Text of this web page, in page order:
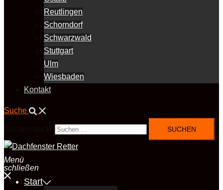
Reutlingen
Schorndorf
Schwarzwald
Stuttgart
Ulm
Wiesbaden
Kontakt
Suche
Menü
schließen
Start